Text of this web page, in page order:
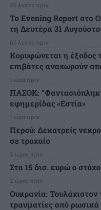
46 λεπτά πριν
Το Evening Report στο
τη Δευτέρα 31
60 λεπτά πριν
Κορυφώνεται η έξοδος
επιβάτες αναχωρούν
1 ώρα πριν
ΠΑΣΟΚ:
εφημερίδας «Εστία»
1 ώρα πριν
Περού: Δεκατρείς
σε τροχαίο
2 ώρες πριν
Στα 15 δισ. ευρώ ο
2 ώρες πριν
Ουκρανία: Τουλάχιστον
τραυματίες από